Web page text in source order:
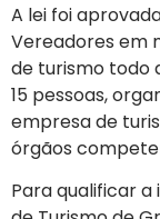
A lei foi
Vereadores em
de turismo todo
15 pessoas,
empresa de
órgãos
Para qualificar